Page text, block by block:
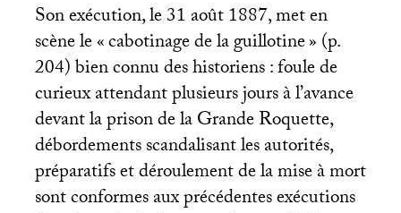
Son exécution, le 31 août 1887, met en
scène le «cabotinage de la guillotine» (p.
204) bien connu des historiens : foule de
curieux attendant plusieurs jours à l’avance
devant la prison de la Grande Roquette,
débordements scandalisant les autorités,
préparatifs et déroulement de la mise à mort
sont conformes aux précédentes exécutions